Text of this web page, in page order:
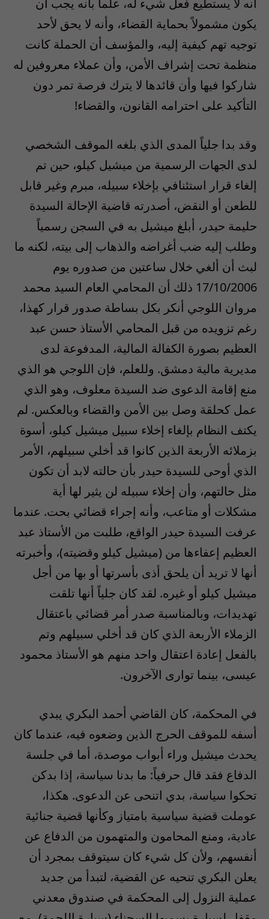
أنه لا يستطيع فعل شيء له، علماً بأنه يجب أن
يكون مشمولاً بحماية القضاء، وأنه لا يحق لأحد
توجيه تهم كيفية إليه، والمؤسف أن الحملة كانت
منظمة تحت إشراف الأمن، وأن عملاء معروفين له
شاركوا فيها وأن قائدها لا يترك فرصة تمر دون
التأكيد على احترامه القانون، والقضاء!
وقد بدا جلياً المدى الذي بلغه الموقف الشخصي
لدى الجهات الرسمية من ميشيل كيلو، حين تم
إلغاء قرار استئنافي بإخلاء سبيله، مبرم وغير قابل
للطعن أو النقض، أصدرته قاضية الإحالة السيدة
حليمة حيدر، أبلغ ميشيل به في السجن رسمياً
وطلب إليه ضب أغراضه والذهاب إلى بيته، لكنه ما
لبث أن ألغي خلال ساعتين من صدوره يوم
17/10/2006 ذلك أن المحامي العام السيد محمد
مروان اللوجي أنكر بكل بساطة صدور قرار كهذا،
رغم تزويده من قبل المحامي الأستاذ حسن عبد
العظيم بصورة الكفالة المالية، المدفوعة لدى
مديرية مالية دمشق. وللعلم، فإن اللوجي هو الذي
منع إقامة الدعوى ضد السيدة معلوف، وهو الذي
عمل كحلقة وصل بين الأمن والقضاء وبالعكس. لم
يكتف النظام بإلغاء إخلاء سبيل ميشيل كيلو، أسوة
بزملائه الأربعة الذين كانوا قد أخلي سبيلهم، الأمر
الذي أوحى للسيدة حيدر بأن حالته لابد أن تكون
مثل حالتهم، وأن إخلاء سبيله لن يثير لها أية
مشكلات أو متاعب، وأنه إجراء قضائي بحت. عندما
عرفت السيدة حيدر الواقع، طلبت من الأستاذ عبد
العظيم إعفاءها من (ميشيل كيلو وقضيته)، وأخبرته
أنها لا تريد أن يلحق أذى بأسرتها أو بها من أجل
ميشيل كيلو أو غيره. لقد كان جلياً أنها تلقت
تهديدات، وبالمناسبة صدر أمر قضائي باعتقال
الزملاء الأربعة الذي كان قد أخلي سبيلهم وتم
بالفعل إعادة اعتقال واحد منهم هو الأستاذ محمود
عيسى، بينما توارى الآخرون.
في المحكمة، كان القاضي أحمد البكري يبدي
أسفه للموقف الحرج الذين وضعوه فيه، عندما كان
يحدث ميشيل وراء أبواب موصدة، أما في جلسة
الدفاع فقد قال حرفياً: ما بدنا سياسة، إذا بدكن
تحكوا سياسة، بدي اتنحى عن الدعوى. هكذا،
عوملت قضية سياسية بامتياز وكأنها قضية جنائية
عادية، ومنع المحامون والمتهمون من الدفاع عن
أنفسهم، ولأن كل شيء كان سيتوقف بمجرد أن
يعلن البكري تنحيه عن القضية، لتبدأ من جديد
عملية النزول إلى المحكمة في صندوق معدني